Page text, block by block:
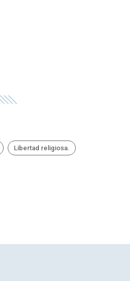
Libertad religiosa.